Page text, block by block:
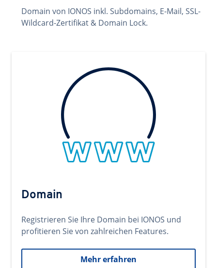
Domain von IONOS inkl. Subdomains, E-Mail, SSL-
Wildcard-Zertifikat & Domain Lock.
Domain
Registrieren Sie Ihre Domain bei IONOS und
profitieren Sie von zahlreichen Features.
Mehr erfahren